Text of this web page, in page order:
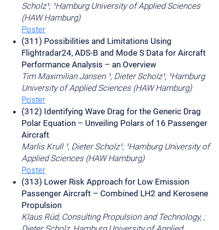
Scholz¹; ¹Hamburg University of Applied Sciences
(HAW Hamburg)
Poster
(311) Possibilities and Limitations Using
Flightradar24, ADS-B and Mode S Data for Aircraft
Performance Analysis – an Overview
Tim Maximilian Jansen ¹, Dieter Scholz¹; ¹Hamburg
University of Applied Sciences (HAW Hamburg)
Poster
(312) Identifying Wave Drag for the Generic Drag
Polar Equation – Unveiling Polars of 16 Passenger
Aircraft
Marlis Krull ¹, Dieter Scholz¹; ¹Hamburg University of
Applied Sciences (HAW Hamburg)
Poster
(313) Lower Risk Approach for Low Emission
Passenger Aircraft – Combined LH2 and Kerosene
Propulsion
Klaus Rüd, Consulting Propulsion and Technology, ;